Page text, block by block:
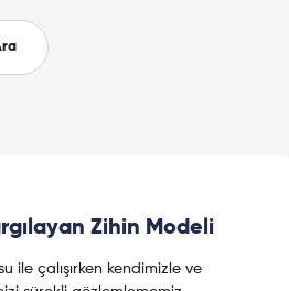
Zihin Modeli